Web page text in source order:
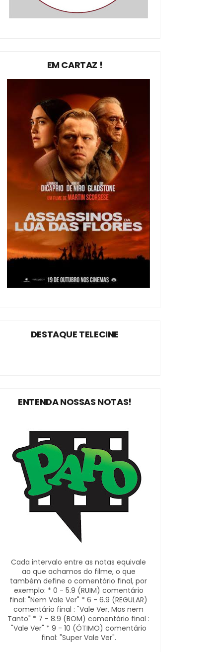
EM CARTAZ !
DESTAQUE TELECINE
ENTENDA NOSSAS NOTAS!
Cada intervalo entre as notas equivale
ao que achamos do filme, o que
também define o comentário final, por
exemplo: * 0 - 5.9 (RUIM) comentário
final: "Nem Vale Ver" * 6 - 6.9 (REGULAR)
comentário final : "Vale Ver, Mas nem
Tanto" * 7 - 8.9 (BOM) comentário final :
"Vale Ver" * 9 - 10 (ÓTIMO) comentário
final: "Super Vale Ver".